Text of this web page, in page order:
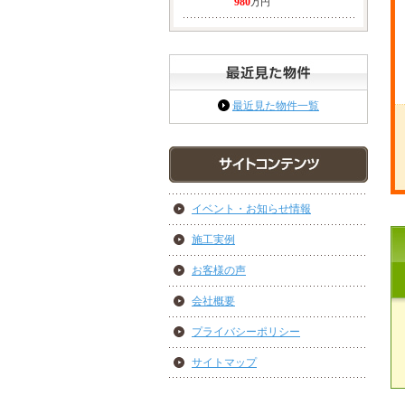
最近見た物件一覧
イベント・お知らせ情報
施工実例
お客様の声
会社概要
プライバシーポリシー
サイトマップ